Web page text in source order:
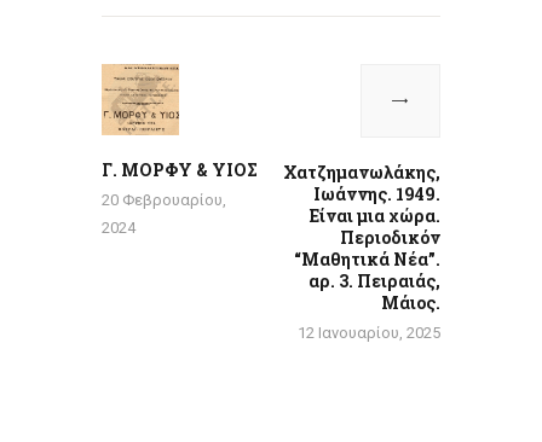
άρθρων
Γ. ΜΟΡΦΥ & ΥΙΟΣ
20 Φεβρουαρίου,
2024
Χατζημανωλάκης,
Ιωάννης. 1949.
Είναι μια χώρα.
Περιοδικόν
“Μαθητικά Νέα”.
αρ. 3. Πειραιάς,
Μάιος.
12 Ιανουαρίου, 2025